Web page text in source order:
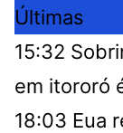
Últimas
15:32
em itororó
18:03 Eua